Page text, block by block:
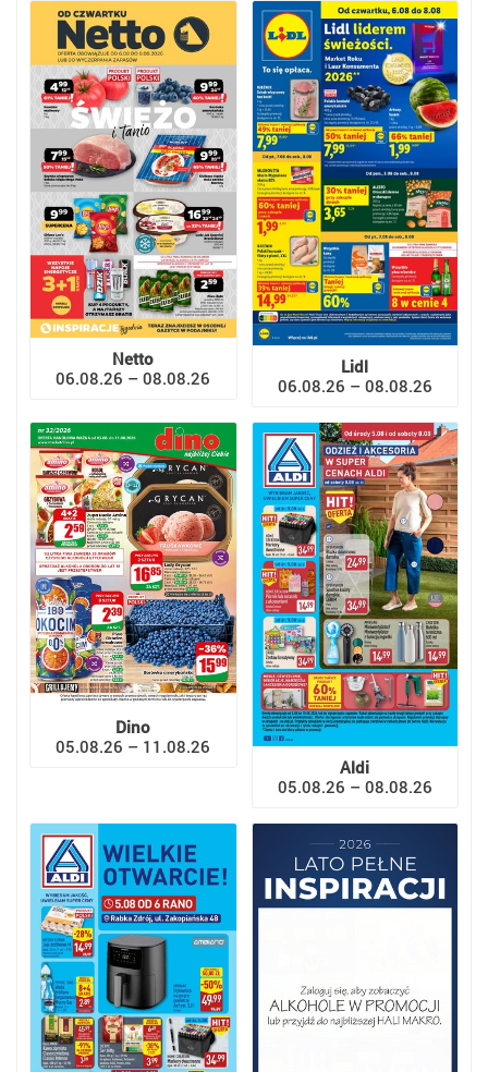
Netto
06.08.26 – 08.08.26
Lidl
06.08.26 – 08.08.26
Dino
05.08.26 – 11.08.26
Aldi
05.08.26 – 08.08.26